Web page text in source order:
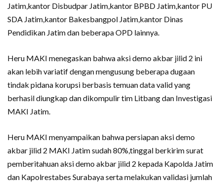
Jatim,kantor Disbudpar Jatim,kantor BPBD Jatim,kantor PU
SDA Jatim,kantor Bakesbangpol Jatim,kantor Dinas
Pendidikan Jatim dan beberapa OPD lainnya.
Heru MAKI menegaskan bahwa aksi demo akbar jilid 2 ini
akan lebih variatif dengan mengusung beberapa dugaan
tindak pidana korupsi berbasis temuan data valid yang
berhasil diungkap dan dikompulir tim Litbang dan Investigasi
MAKI Jatim.
Heru MAKI menyampaikan bahwa persiapan aksi demo
akbar jilid 2 MAKI Jatim sudah 80%,tinggal berkirim surat
pemberitahuan aksi demo akbar jilid 2 kepada Kapolda Jatim
dan Kapolrestabes Surabaya serta melakukan validasi jumlah